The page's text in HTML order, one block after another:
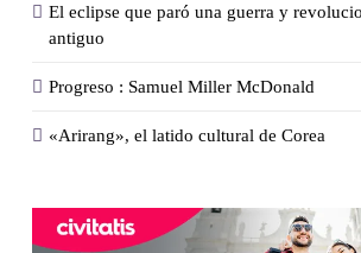
El eclipse que paró una guerra y
antiguo
Progreso : Samuel Miller McDonald
«Arirang», el latido cultural de Corea